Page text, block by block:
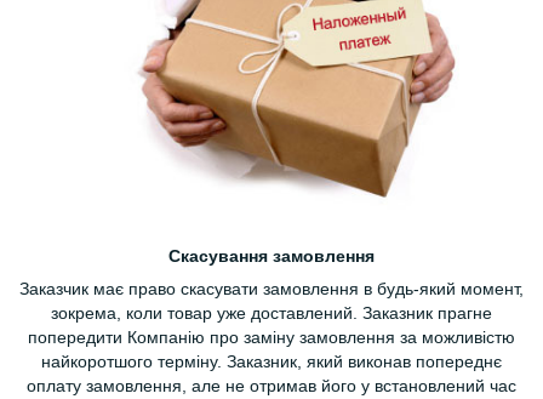
Скасування замовлення
Заказчик має право скасувати замовлення в будь-який момент,
зокрема, коли товар уже доставлений. Заказник прагне
попередити Компанію про заміну замовлення за можливістю
найкоротшого терміну. Заказник, який виконав попереднє
оплату замовлення, але не отримав його у встановлений час